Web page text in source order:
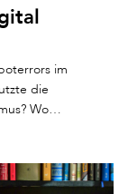
im
die
Wo…